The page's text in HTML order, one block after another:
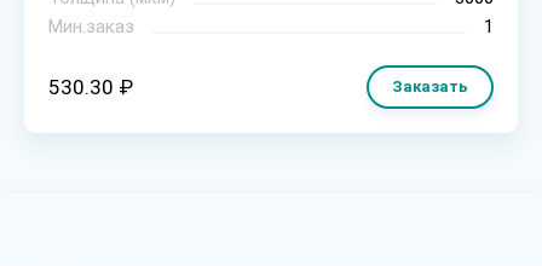
Мин.заказ
1
530.30 ₽ Заказать